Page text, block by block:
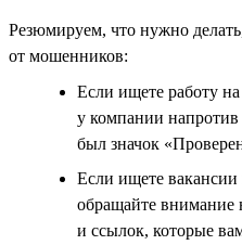
Резюмируем, что нужно
от мошенников:
Если ищете работу
у компании напротив
был значок
Если ищете вакансии
обращайте внимание
и ссылок, которые